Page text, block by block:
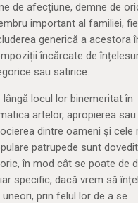
de afecțiune, demne de
important al familiei,
generică a acestora
încărcate de
sau satirice.
lângă locul lor binemeritat în
artelor, apropierea sau
dintre oameni și cele
patrupede sunt
în mod cât se poate de
specific, dacă vrem să
uneori, prin felul lor de a se